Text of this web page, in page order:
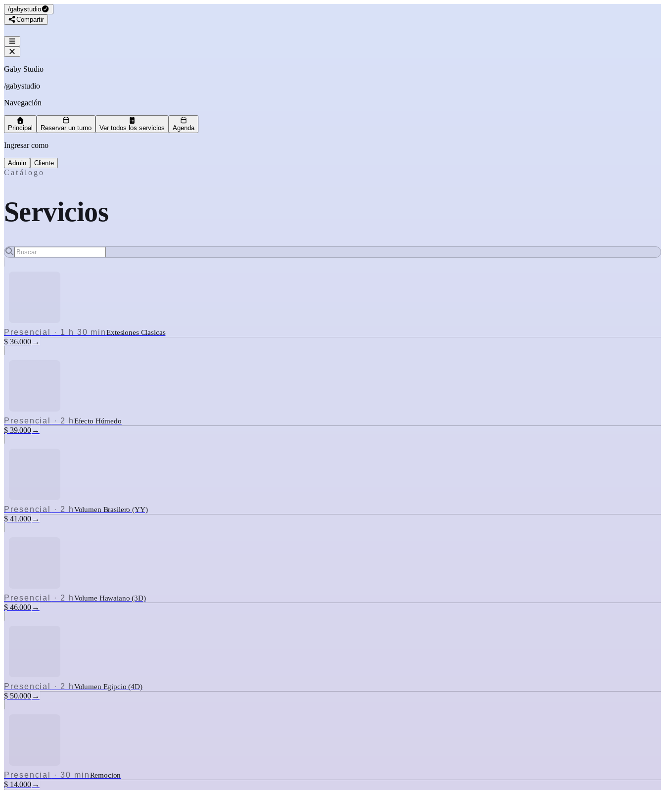
/gabystudio
Compartir
Gaby Studio
/gabystudio
Navegación
Principal Reservar un turno Ver todos los servicios Agenda
Ingresar como
Admin Cliente
Catálogo
Servicios
Presencial · 1 h 30 minExtesiones Clasicas
$ 36.000 →
Presencial · 2 hEfecto Húmedo
$ 39.000 →
Presencial · 2 hVolumen Brasilero (YY)
$ 41.000 →
Presencial · 2 hVolume Hawaiano (3D)
$ 46.000 →
Presencial · 2 hVolumen Egipcio (4D)
$ 50.000 →
Presencial · 30 minRemocion
$ 14.000 →